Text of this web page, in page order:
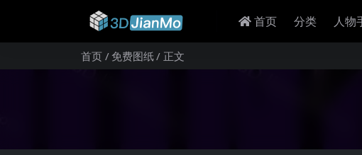
首页 分类 人物
首页 免费图纸 正文